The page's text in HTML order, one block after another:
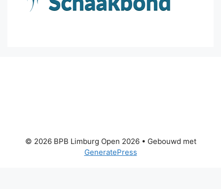
© 2026 BPB Limburg Open 2026• Gebouwd met
GeneratePress